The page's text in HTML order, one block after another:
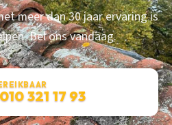
meer dan 30 jaar ervaring is
Bel ons vandaag.
321 17 93